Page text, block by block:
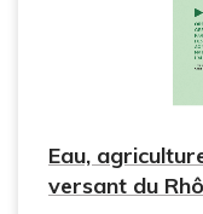
Eau,
versant du